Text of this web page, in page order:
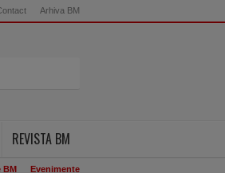
Arhiva BM
REVISTA BM
BM Evenimente